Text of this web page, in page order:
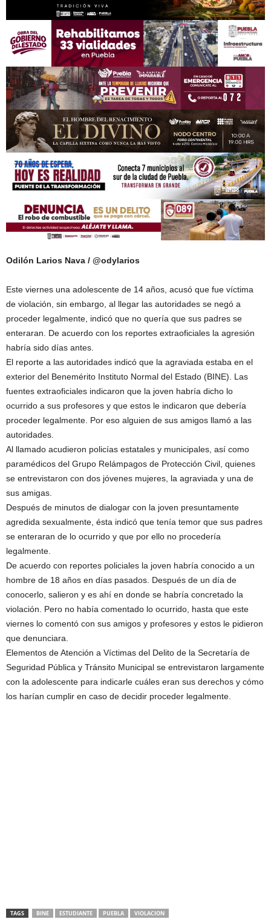
Odilón Larios Nava / @odylarios
Este viernes una adolescente de 14 años, acusó que fue víctima
de violación, sin embargo, al llegar las autoridades se negó a
proceder legalmente, indicó que no quería que sus padres se
enteraran. De acuerdo con los reportes extraoficiales la agresión
habría sido días antes.
El reporte a las autoridades indicó que la agraviada estaba en el
exterior del Benemérito Instituto Normal del Estado (BINE). Las
fuentes extraoficiales indicaron que la joven habría dicho lo
ocurrido a sus profesores y que estos le indicaron que debería
proceder legalmente. Por eso alguien de sus amigos llamó a las
autoridades.
Al llamado acudieron policías estatales y municipales, así como
paramédicos del Grupo Relámpagos de Protección Civil, quienes
se entrevistaron con dos jóvenes mujeres, la agraviada y una de
sus amigas.
Después de minutos de dialogar con la joven presuntamente
agredida sexualmente, ésta indicó que tenía temor que sus padres
se enteraran de lo ocurrido y que por ello no procedería
legalmente.
De acuerdo con reportes policiales la joven habría conocido a un
hombre de 18 años en días pasados. Después de un día de
conocerlo, salieron y es ahí en donde se habría concretado la
violación. Pero no había comentado lo ocurrido, hasta que este
viernes lo comentó con sus amigos y profesores y estos le pidieron
que denunciara.
Elementos de Atención a Víctimas del Delito de la Secretaría de
Seguridad Pública y Tránsito Municipal se entrevistaron largamente
con la adolescente para indicarle cuáles eran sus derechos y cómo
los harían cumplir en caso de decidir proceder legalmente.
TAGS BINE ESTUDIANTE PUEBLA VIOLACION